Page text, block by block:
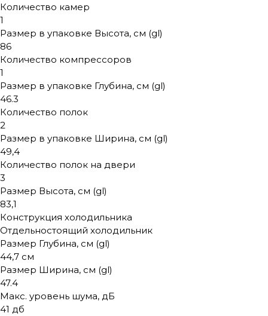
Количество камер
1
Размер в упаковке Высота, см (gl)
86
Количество компрессоров
1
Размер в упаковке Глубина, см (gl)
46.3
Количество полок
2
Размер в упаковке Ширина, см (gl)
49,4
Количество полок на двери
3
Размер Высота, см (gl)
83,1
Конструкция холодильника
Отдельностоящий холодильник
Размер Глубина, см (gl)
44,7 см
Размер Ширина, см (gl)
47.4
Макс. уровень шума, дБ
41 дб